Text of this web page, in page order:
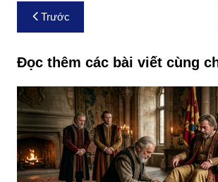
Điều
hướng
bài
viết
Trước
Đọc thêm các bài viết cùng